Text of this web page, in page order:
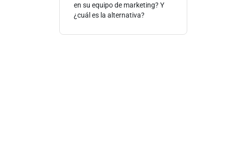
en su equipo de marketing? Y
¿cuál es la alternativa?